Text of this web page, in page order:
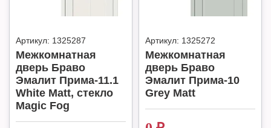
Артикул: 1325287
Межкомнатная
дверь Браво
Эмалит Прима-11.1
White Matt, стекло
Magic Fog
Артикул: 1325272
Межкомнатная
дверь Браво
Эмалит Прима-10
Grey Matt